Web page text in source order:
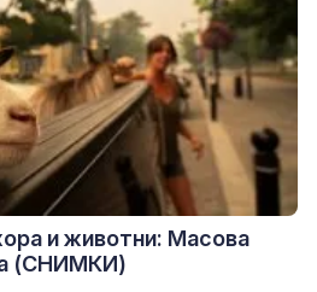
и животни: Масова
(СНИМКИ)